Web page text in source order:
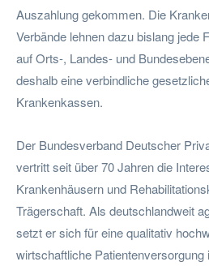
Auszahlung gekommen. Die
Verbände lehnen dazu bislang jede
auf Orts-, Landes- und
deshalb eine verbindliche
Krankenkassen.
Der Bundesverband Deutscher
vertritt seit über 70 Jahren die
Krankenhäusern und
Trägerschaft. Als deutschlandweit
setzt er sich für eine qualitativ
wirtschaftliche